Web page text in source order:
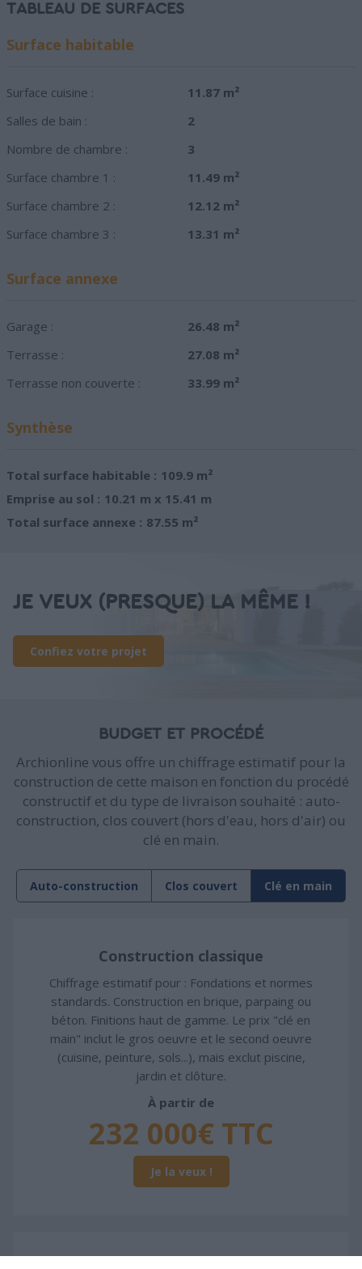
TABLEAU DE SURFACES
Surface habitable
Surface cuisine :
11.87 m²
Salles de bain :
2
Nombre de chambre :
3
Surface chambre 1 :
11.49 m²
Surface chambre 2 :
12.12 m²
Surface chambre 3 :
13.31 m²
Surface annexe
Garage :
26.48 m²
Terrasse :
27.08 m²
Terrasse non couverte :
33.99 m²
Synthèse
Total surface habitable : 109.9 m²
Emprise au sol : 10.21 m x 15.41 m
Total surface annexe : 87.55 m²
JE VEUX (PRESQUE) LA MÊME !
Confiez votre projet
BUDGET ET PROCÉDÉ
Archionline vous offre un chiffrage estimatif pour la
construction de cette maison en fonction du procédé
constructif et du type de livraison souhaité : auto-
construction, clos couvert (hors d'eau, hors d'air) ou
clé en main.
Auto-construction Clos couvert Clé en main
Construction classique
Chiffrage estimatif pour : Fondations et normes
standards. Construction en brique, parpaing ou
béton. Finitions haut de gamme. Le prix "clé en
main" inclut le gros oeuvre et le second oeuvre
(cuisine, peinture, sols...), mais exclut piscine,
jardin et clôture.
À partir de
232 000€ TTC
Je la veux !